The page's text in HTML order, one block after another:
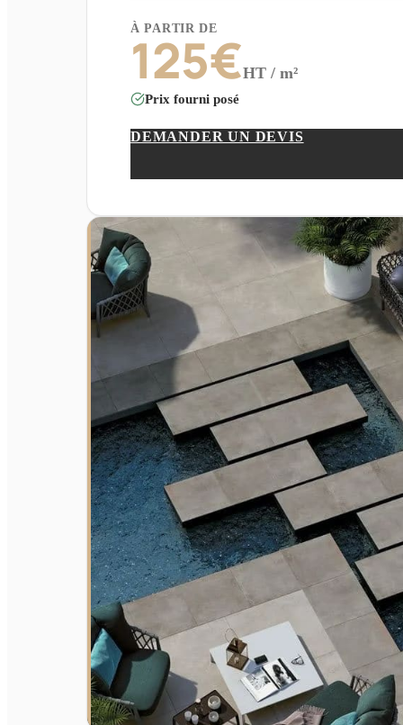
À PARTIR DE
125€HT / m²
Prix fourni posé
DEMANDER UN DEVIS